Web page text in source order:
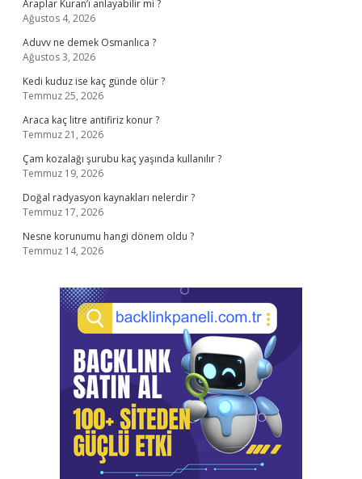
Araplar Kuran’ı anlayabilir mi ?
Ağustos 4, 2026
Aduvv ne demek Osmanlıca ?
Ağustos 3, 2026
Kedi kuduz ise kaç günde ölür ?
Temmuz 25, 2026
Araca kaç litre antifiriz konur ?
Temmuz 21, 2026
Çam kozalağı şurubu kaç yaşında kullanılır ?
Temmuz 19, 2026
Doğal radyasyon kaynakları nelerdir ?
Temmuz 17, 2026
Nesne korunumu hangi dönem oldu ?
Temmuz 14, 2026